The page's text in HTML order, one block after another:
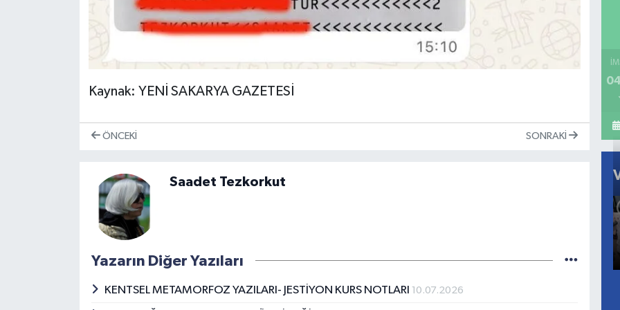
Kaynak: YENİ SAKARYA GAZETESİ
ÖNCEKI SONRAKI
Saadet Tezkorkut
Yazarın Diğer Yazıları
KENTSEL METAMORFOZ YAZILARI- JESTİYON KURS NOTLARI 10.07.2026